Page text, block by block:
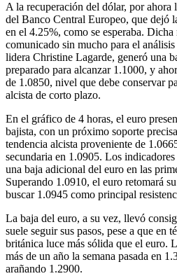
A la recuperación del dólar, por ahora
del Banco Central Europeo, que dejó
en el 4.25%, como se esperaba.
comunicado sin mucho para el
lidera Christine Lagarde, generó una
preparado para alcanzar 1.1000, y
de 1.0850, nivel que debe conservar
alcista de corto plazo.
En el gráfico de 4 horas, el euro
bajista, con un próximo soporte
tendencia alcista proveniente de
secundaria en 1.0905. Los
una baja adicional del euro en las
Superando 1.0910, el euro retomará
buscar 1.0945 como principal
La baja del euro, a su vez, llevó
suele seguir sus pasos, pese a que en
británica luce más sólida que el euro.
más de un año la semana pasada en
arañando 1.2900.